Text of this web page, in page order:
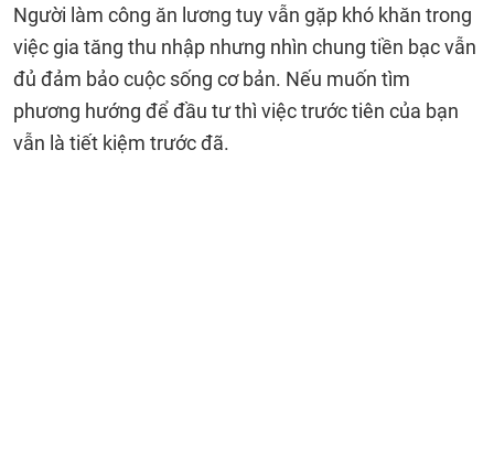
Người làm công ăn lương tuy vẫn gặp khó khăn trong
việc gia tăng thu nhập nhưng nhìn chung tiền bạc vẫn
đủ đảm bảo cuộc sống cơ bản. Nếu muốn tìm
phương hướng để đầu tư thì việc trước tiên của bạn
vẫn là tiết kiệm trước đã.